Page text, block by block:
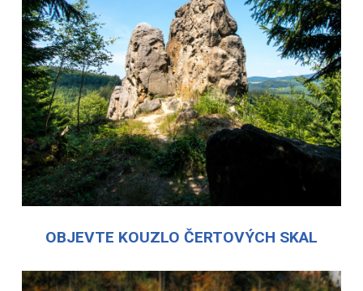
OBJEVTE KOUZLO ČERTOVÝCH SKAL